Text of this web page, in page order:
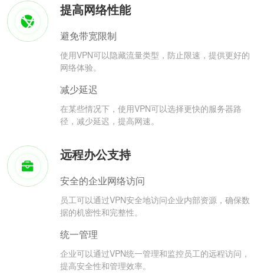
提高网络性能
避免带宽限制
使用VPN可以隐藏流量类型，防止限速，提供更好的
网络体验。
减少延迟
在某些情况下，使用VPN可以选择更快的服务器路
径，减少延迟，提高网速。
远程办公支持
安全的企业网络访问
员工可以通过VPN安全地访问企业内部资源，确保数
据的机密性和完整性。
统一管理
企业可以通过VPN统一管理和监控员工的远程访问，
提高安全性和管理效率。